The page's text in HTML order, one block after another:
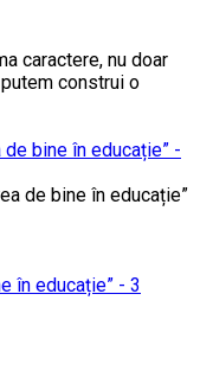
caractere, nu doar
construi o
bine în educație” -
în educație” - 3